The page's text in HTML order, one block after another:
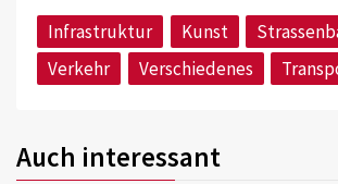
Infrastruktur
Kunst
Verkehr
Verschiedenes
Auch interessant